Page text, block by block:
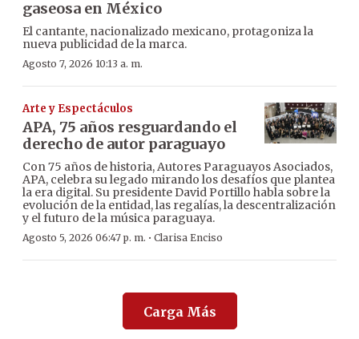
gaseosa en México
El cantante, nacionalizado mexicano, protagoniza la
nueva publicidad de la marca.
Agosto 7, 2026 10:13 a. m.
Arte y Espectáculos
APA, 75 años resguardando el
derecho de autor paraguayo
Con 75 años de historia, Autores Paraguayos Asociados,
APA, celebra su legado mirando los desafíos que plantea
la era digital. Su presidente David Portillo habla sobre la
evolución de la entidad, las regalías, la descentralización
y el futuro de la música paraguaya.
Agosto 5, 2026 06:47 p. m. · Clarisa Enciso
Carga Más